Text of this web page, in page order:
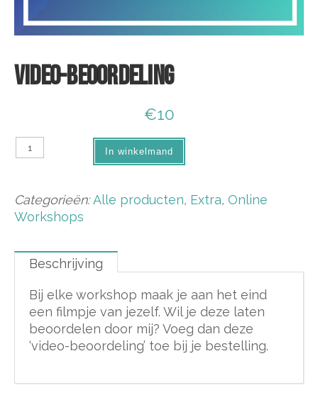
VIDEO-BEOORDELING
€10
Video-
beoordeling
In winkelmand
Categorieën:Alle producten, Extra, Online
Workshops
Beschrijving
Bij elke workshop maak je aan het eind
een filmpje van jezelf. Wil je deze laten
beoordelen door mij? Voeg dan deze
‘video-beoordeling’ toe bij je bestelling.